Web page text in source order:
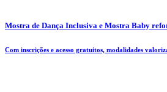
Mostra de Dança Inclusiva e Mostra Baby
Com inscrições e acesso gratuitos, modalidades